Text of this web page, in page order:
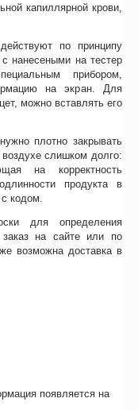
капиллярной крови,
по принципу
с нанесеными на тестер
прибором,
на экран. Для
можно вставлять его
плотно закрывать
слишком долго:
на корректность
продукта в
кодом.
для определения
на сайте или по
возможна доставка в
появляется на